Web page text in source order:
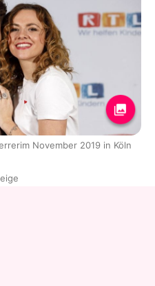
November 2019 in Köln